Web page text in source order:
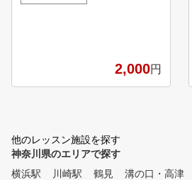
いやすいです。無料クラブレン
ッスンは元日本代表でのプレー
経験もあるコーチとの個室マン
2,000円
他のレッスン施設を探す
神奈川県のエリアで探す
横浜駅
川崎駅 鶴見
溝の口・高津